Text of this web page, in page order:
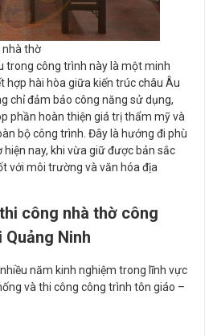
nhà thờ
trong công trình này là một minh
hợp hài hòa giữa kiến trúc châu Âu
chỉ đảm bảo công năng sử dụng,
phần hoàn thiện giá trị thẩm mỹ và
bộ công trình. Đây là hướng đi phù
nay, khi vừa giữ được bản sắc
với môi trường và văn hóa địa
công nhà thờ công
Ninh
năm kinh nghiệm trong lĩnh vực
và thi công công trình tôn giáo –